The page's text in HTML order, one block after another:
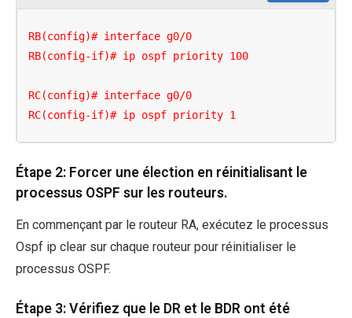
RB(config)# interface g0/0
RB(config-if)# ip ospf priority 100
RC(config)# interface g0/0
RC(config-if)# ip ospf priority 1
Étape 2: Forcer une élection en réinitialisant le
processus OSPF sur les routeurs.
En commençant par le routeur RA, exécutez le processus
Ospf ip clear sur chaque routeur pour réinitialiser le
processus OSPF.
Étape 3: Vérifiez que le DR et le BDR ont été